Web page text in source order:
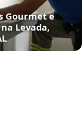
Gourmet e
Levada,